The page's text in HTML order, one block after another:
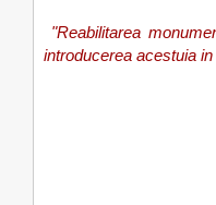
"Reabilitarea
introducerea acestuia